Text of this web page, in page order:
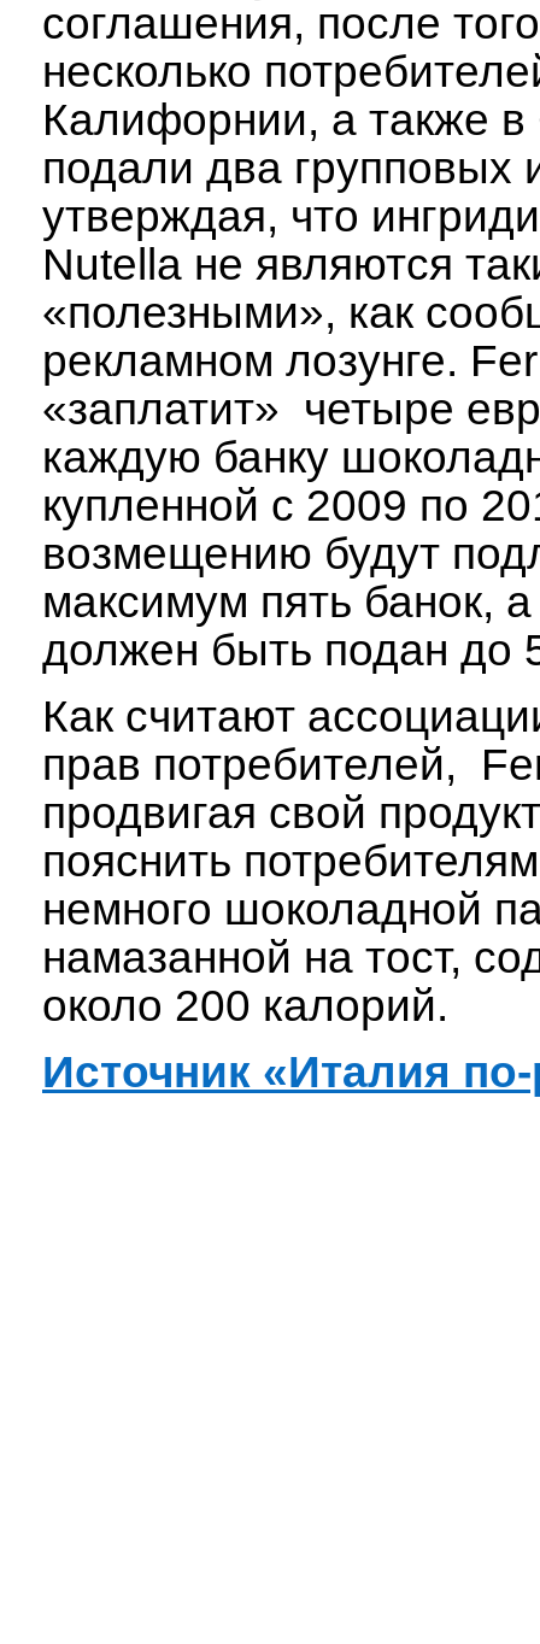
соглашения, после
несколько
Калифорнии, а также
подали два групповых
утверждая, что
Nutella не являются
«полезными», как
рекламном лозунге.
«заплатит» четыре
каждую банку
купленной с 2009 по
возмещению будут
максимум пять банок,
должен быть подан до
Как считают
прав потребителей,
продвигая свой
пояснить
немного шоколадной
намазанной на тост,
около 200 калорий.
Источник «Италия